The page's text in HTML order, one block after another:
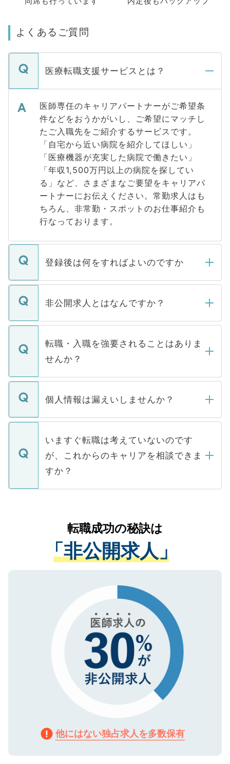
よくあるご質問
医療転職支援サービスとは？
医師専任のキャリアパートナーがご希望条
件などをおうかがいし、ご希望にマッチし
たご入職先をご紹介するサービスです。
「自宅から近い病院を紹介してほしい」
「医療機器が充実した病院で働きたい」
「年収1,500万円以上の病院を探してい
る」など、さまざまなご要望をキャリアパ
ートナーにお伝えください。常勤求人はも
ちろん、非常勤・スポットのお仕事紹介も
行なっております。
登録後は何をすればよいのですか
ご登録いただきましたら、弊社担当者がご
登録内容を確認し、その後メールもしくは
ます。通常、5営業日以内にはご連絡をせて
いただきますので、しばらくお待ちくださ
非公開求人とはなんですか？
マイナビDOCTORで取り扱っている求人の
うち約3割は、Webサイトからご覧いただ
けない「非公開求人」です。非公開求人は
下記の理由によって、一般には公開してい
ません。
■応募殺到を避けるため 人気のある医療機
関を公にしてしまうと、応募が殺到する場
に、医療機関が求める条件に合った人材の
みを人材紹介会社に依頼するケースが増え
ています。
転職・入職を強要されることはありま
せんか？
転職・入職を強要することは一切ありませ
ん。また、仮に応募先から内定をいただい
定を承諾する必要はありません。内定先へ
の辞退の連絡はキャリアパートナーが行い
個人情報は漏えいしませんか？
個人情報が漏えいすることはありませんの
で、ご安心ください。当サイトからの登録
などで収集したご登録者様の個人情報は、
ご本人のキャリアアップおよび転職活動の
支援を目的に使用いたします。お預かりし
ているすべての個人データはご本人の許可
は、個人情報の取り扱いについての厳密な
管理基準を満たした事業者のみに付与され
る、プライバシーマークを取得済みです。
で、機密保持に関してもご安心ください。
いますぐ転職は考えていないのです
が、これからのキャリアを相談できま
すか？
かがいして、現在の医療機関の状況や紹介
経験をまじえながら、適切なアドバイスを
させていただきます。すぐにご転職をされ
ない方には、長期的なサポートが可能です
ので、まずはご登録ください。
転職成功の秘訣は
「非公開求人」
他にはない独占求人を多数保有